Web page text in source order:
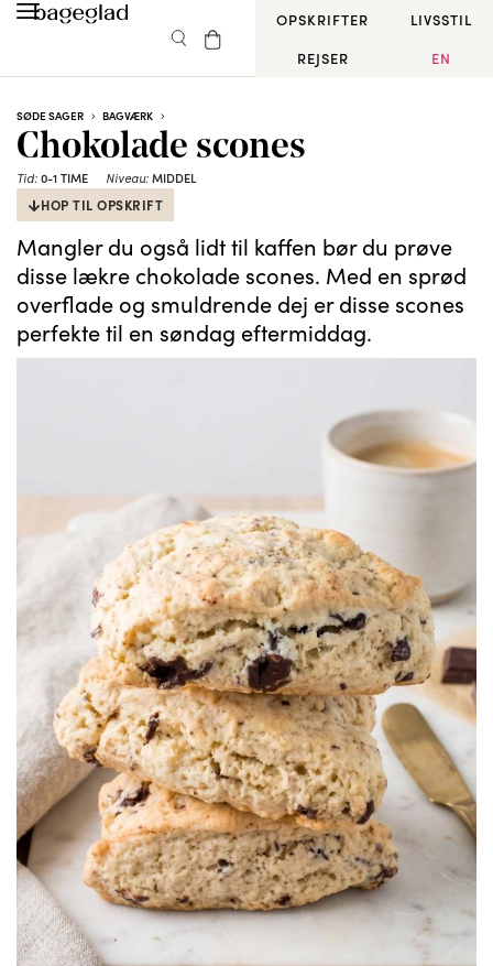
OPSKRIFTER
LIVSSTIL
REJSER
EN
SØDE SAGER BAGVÆRK
Chokolade scones
Tid: 0-1 TIME Niveau: MIDDEL
HOP TIL OPSKRIFT
Mangler du også lidt til kaffen bør du prøve
disse lækre chokolade scones. Med en sprød
overflade og smuldrende dej er disse scones
perfekte til en søndag eftermiddag.